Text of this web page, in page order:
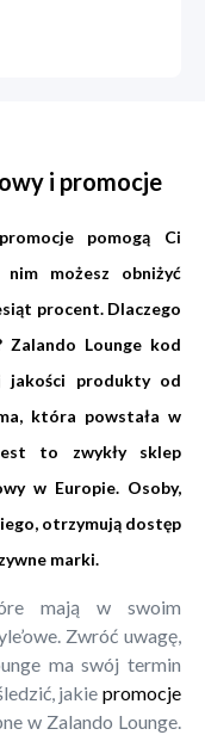
i promocje
pomogą Ci
możesz obniżyć
procent. Dlaczego
Lounge kod
jakości produkty od
która powstała w
to zwykły sklep
w Europie. Osoby,
otrzymują dostęp
marki.
mają w swoim
Zwróć uwagę,
ma swój termin
jakie promocje
w Zalando Lounge.